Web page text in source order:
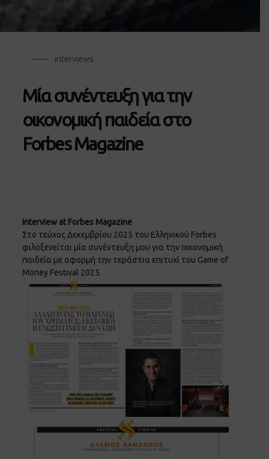
interviews
Μία συνέντευξη για την
οικονομική παιδεία στο
Forbes Magazine
Interview at Forbes Magazine
Στο τεύχος Δεκεμβρίου 2025 του Ελληνικού Forbes
φιλοξενείται μία συνέντευξη μου για την οικονομική
παιδεία με αφορμή την τεράστια επιτυχί του Game of
Money Festival 2025.